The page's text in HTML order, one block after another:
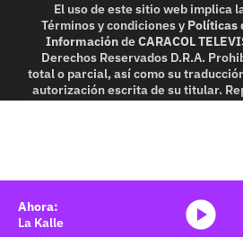
El uso de este sitio web implica
Términos y condicionesy Políticas
InformacióndeCARACOL
Derechos Reservados D.R.A.
total o parcial, así como su
autorización escrita de su titular.
in part, or translation without
La Kalle